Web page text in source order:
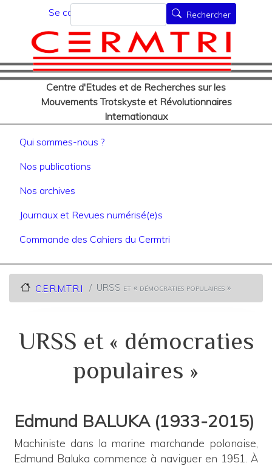
au
contenu
principal
Menu du compte de
Se connecter
Centre d'Etudes et de Recherches sur les
Mouvements Trotskyste et Révolutionnaires
Internationaux
Rechercher Rechercher
Navigation principale
Qui sommes-nous ?
Nos publications
Nos archives
Journaux et Revues numérisé(e)s
Commande des Cahiers du Cermtri
C.E.R.M.T.R.I URSS et « démocraties populaires »
URSS et « démocraties
populaires »
Edmund BALUKA (1933-2015)
Machiniste dans la marine marchande polonaise,
Edmund Baluka commence à naviguer en 1951. À